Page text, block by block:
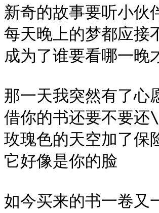
新奇的故事要听小伙
每天晚上的梦都应接
成为了谁要看哪一晚
那一天我突然有了心
借你的书还要不要还\
玫瑰色的天空加了保
它好像是你的脸
如今买来的书一卷又